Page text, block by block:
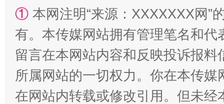
“蜀中异人”王建安的艺术幻境
① 本网注明“来源：XXXXXXX网”
有。本传媒网站拥有管理笔名和
留言在本网站内容和反映投诉报
所属网站的一切权力。你在本传
在网站内转载或修改引用。但未